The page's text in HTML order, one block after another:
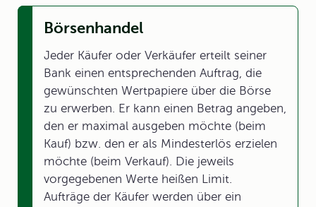
Börsenhandel
Jeder Käufer oder Verkäufer erteilt seiner
Bank einen entsprechenden Auftrag, die
gewünschten Wertpapiere über die Börse
zu erwerben. Er kann einen Betrag angeben,
den er maximal ausgeben möchte (beim
Kauf) bzw. den er als Mindesterlös erzielen
möchte (beim Verkauf). Die jeweils
vorgegebenen Werte heißen Limit.
Aufträge der Käufer werden über ein